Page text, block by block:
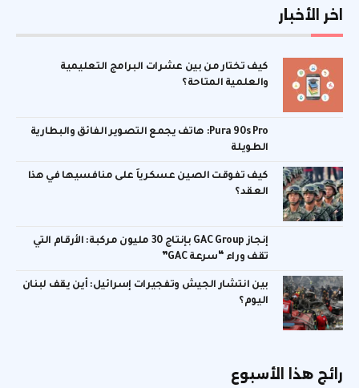
اخر الأخبار
كيف تختار من بين عشرات البرامج التعليمية
والعلمية المتاحة؟
Pura 90s Pro: هاتف يجمع التصوير الفائق والبطارية
الطويلة
كيف تفوقت الصين عسكرياً على منافسيها في هذا
العقد؟
إنجاز GAC Group بإنتاج 30 مليون مركبة: الأرقام التي
تقف وراء “سرعة GAC”
بين انتشار الجيش وتفجيرات إسرائيل: أين يقف لبنان
اليوم؟
رائج هذا الأسبوع